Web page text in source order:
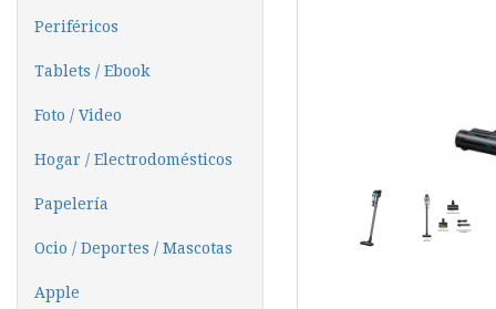
Periféricos
Tablets / Ebook
Foto / Video
Hogar / Electrodomésticos
Papelería
Ocio / Deportes / Mascotas
Apple